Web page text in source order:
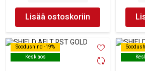
Lisää ostoskoriin
Soodushind -19%
Kesklaos
Soodushind -19%
Kesklaos